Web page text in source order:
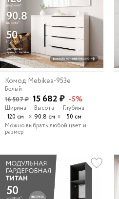
Комод Mebikea-953e
Белый
16 507 ₽ 15 682 ₽ -5%
Ширина
120 см
х
Высота
90.8 см х
Глубина
50 см
Можно выбрать любой цвет и
размер